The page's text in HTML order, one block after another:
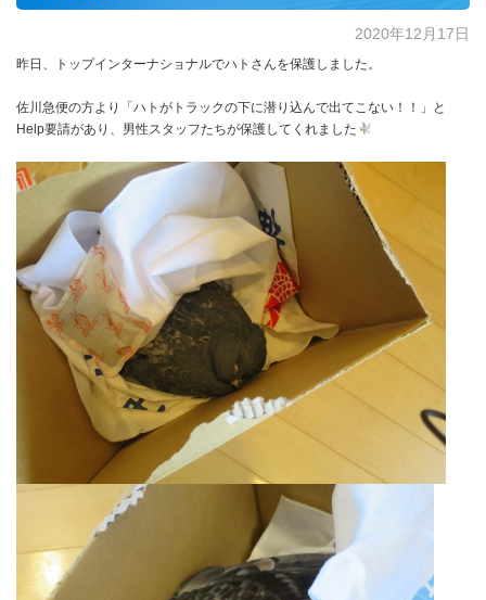
2020年12月17日
昨日、トップインターナショナルでハトさんを保護しました。
佐川急便の方より「ハトがトラックの下に潜り込んで出てこない！！」と
Help要請があり、男性スタッフたちが保護してくれました